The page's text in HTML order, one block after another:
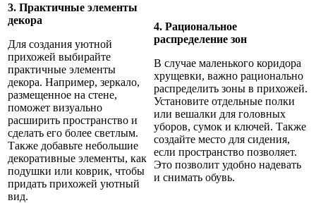
3. Практичные элементы
декора
Для создания уютной
прихожей выбирайте
практичные элементы
декора. Например, зеркало,
размещенное на стене,
поможет визуально
расширить пространство и
сделать его более светлым.
Также добавьте небольшие
декоративные элементы, как
подушки или коврик, чтобы
придать прихожей уютный
вид.
4. Рациональное
распределение зон
В случае маленького коридора
хрущевки, важно рационально
распределить зоны в прихожей.
Установите отдельные полки
или вешалки для головных
уборов, сумок и ключей. Также
создайте место для сидения,
если пространство позволяет.
Это позволит удобно надевать
и снимать обувь.